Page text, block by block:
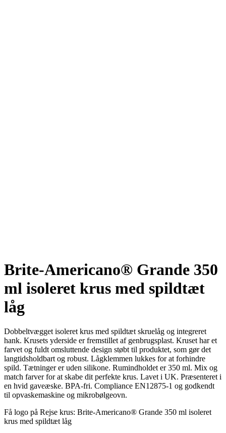
Brite-Americano® Grande 350
ml isoleret krus med spildtæt
låg
Dobbeltvægget isoleret krus med spildtæt skruelåg og integreret
hank. Krusets yderside er fremstillet af genbrugsplast. Kruset har et
farvet og fuldt omsluttende design støbt til produktet, som gør det
langtidsholdbart og robust. Lågklemmen lukkes for at forhindre
spild. Tætninger er uden silikone. Rumindholdet er 350 ml. Mix og
match farver for at skabe dit perfekte krus. Lavet i UK. Præsenteret i
en hvid gaveæske. BPA-fri. Compliance EN12875-1 og godkendt
til opvaskemaskine og mikrobølgeovn.
Få logo på Rejse krus: Brite-Americano® Grande 350 ml isoleret
krus med spildtæt låg